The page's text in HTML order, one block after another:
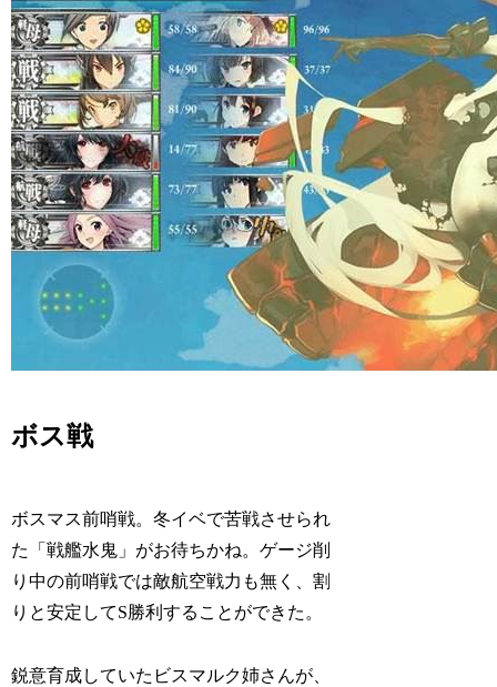
ボス戦
ボスマス前哨戦。冬イベで苦戦させられ
た「戦艦水鬼」がお待ちかね。ゲージ削
り中の前哨戦では敵航空戦力も無く、割
りと安定してS勝利することができた。
鋭意育成していたビスマルク姉さんが、